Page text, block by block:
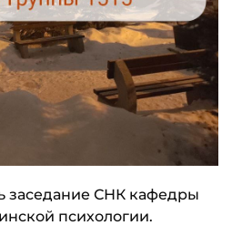
заседание СНК кафедры
психологии.